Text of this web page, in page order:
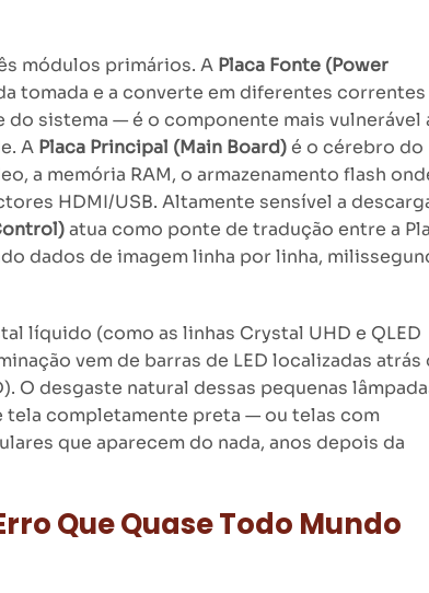
módulos primários. A Placa Fonte (Power
tomada e a converte em diferentes correntes
sistema — é o componente mais vulnerável
A Placa Principal (Main Board)é o cérebro do
a memória RAM, o armazenamento flash
HDMI/USB. Altamente sensível a
atua como ponte de tradução entre a
dados de imagem linha por linha,
líquido (como as linhas Crystal UHD e QLED
vem de barras de LED localizadas atrás
O desgaste natural dessas pequenas
tela completamente preta — ou telas com
que aparecem do nada, anos depois da
Que Quase Todo Mundo